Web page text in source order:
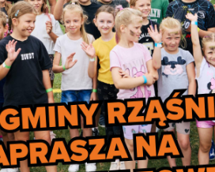
zakupu paliw
w terminie
informacji co do
powiadamiać na bieżąco.